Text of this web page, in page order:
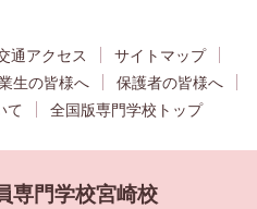
通アクセス
サイトマップ
生の皆様へ
保護者の皆様へ
て
全国版専門学校トップ
専門学校宮崎校